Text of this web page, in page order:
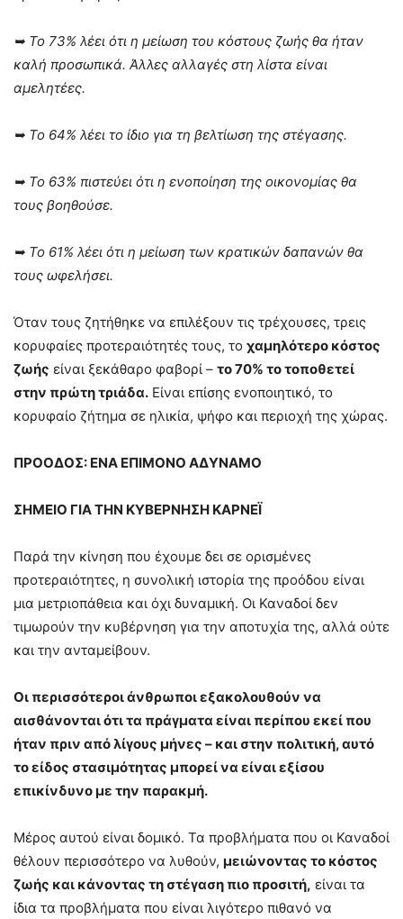
➥ Το 73% λέει ότι η μείωση του κόστους ζωής θα ήταν
καλή προσωπικά. Άλλες αλλαγές στη λίστα είναι
αμελητέες.
➥ Το 64% λέει το ίδιο για τη βελτίωση της στέγασης.
➥ Το 63% πιστεύει ότι η ενοποίηση της οικονομίας θα
τους βοηθούσε.
➥ Το 61% λέει ότι η μείωση των κρατικών δαπανών θα
τους ωφελήσει.
Όταν τους ζητήθηκε να επιλέξουν τις τρέχουσες, τρεις
κορυφαίες προτεραιότητές τους, το χαμηλότερο κόστος
ζωής είναι ξεκάθαρο φαβορί – το 70% το τοποθετεί
στην πρώτη τριάδα. Είναι επίσης ενοποιητικό, το
κορυφαίο ζήτημα σε ηλικία, ψήφο και περιοχή της χώρας.
ΠΡΟΟΔΟΣ: ΕΝΑ ΕΠΙΜΟΝΟ ΑΔΥΝΑΜΟ
ΣΗΜΕΙΟ ΓΙΑ ΤΗΝ ΚΥΒΕΡΝΗΣΗ ΚΑΡΝΕΪ
Παρά την κίνηση που έχουμε δει σε ορισμένες
προτεραιότητες, η συνολική ιστορία της προόδου είναι
μια μετριοπάθεια και όχι δυναμική. Οι Καναδοί δεν
τιμωρούν την κυβέρνηση για την αποτυχία της, αλλά ούτε
και την ανταμείβουν.
Οι περισσότεροι άνθρωποι εξακολουθούν να
αισθάνονται ότι τα πράγματα είναι περίπου εκεί που
ήταν πριν από λίγους μήνες – και στην πολιτική, αυτό
το είδος στασιμότητας μπορεί να είναι εξίσου
επικίνδυνο με την παρακμή.
Μέρος αυτού είναι δομικό. Τα προβλήματα που οι Καναδοί
θέλουν περισσότερο να λυθούν, μειώνοντας το κόστος
ζωής και κάνοντας τη στέγαση πιο προσιτή, είναι τα
ίδια τα προβλήματα που είναι λιγότερο πιθανό να